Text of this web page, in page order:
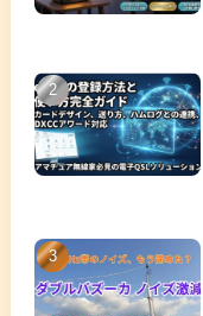
(4)
(2)
(5)
(11)